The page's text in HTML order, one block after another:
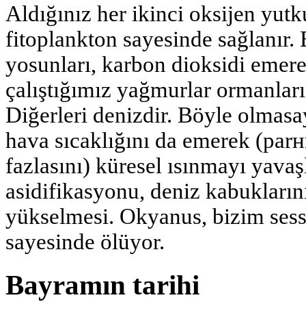
Aldığınız her ikinci oksijen
fitoplankton sayesinde
yosunları, karbon dioksidi
çalıştığımız yağmurlar
Diğerleri denizdir. Böyle
hava sıcaklığını da emerek
fazlasını) küresel ısınmayı
asidifikasyonu, deniz
yükselmesi. Okyanus, bizim
sayesinde ölüyor.
Bayramın tarihi